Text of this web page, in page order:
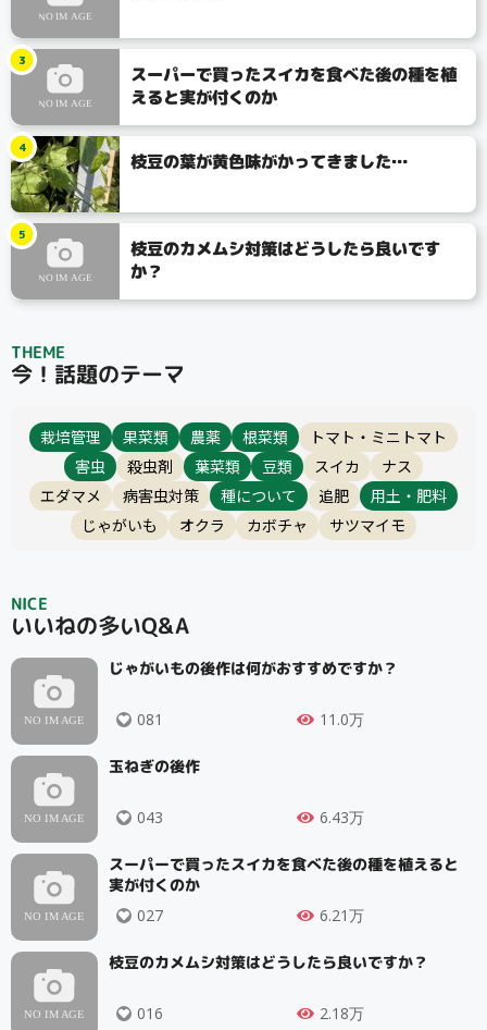
検索
スーパーで買ったスイカを食べた後の種を植
えると実が付くのか
3
枝豆の葉が黄色味がかってきました…
4
枝豆のカメムシ対策はどうしたら良いです
か？
5
THEME
今！話題のテーマ
栽培管理 果菜類 農薬 根菜類
トマト・ミニトマト
害虫
殺虫剤 葉菜類 豆類 スイカ
ナス
エダマメ
病害虫対策 種について 追肥
用土・肥料
じゃがいも
オクラ カボチャ サツマイモ
NICE
いいねの多いQ&A
じゃがいもの後作は何がおすすめですか？
081 11.0万
玉ねぎの後作
043 6.43万
スーパーで買ったスイカを食べた後の種を植えると
実が付くのか
027 6.21万
枝豆のカメムシ対策はどうしたら良いですか？
016 2.18万